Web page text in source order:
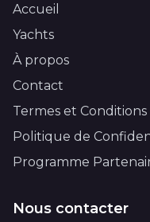
Accueil
Yachts
À propos
Contact
Termes et Conditions
Politique de
Programme
Nous contacter